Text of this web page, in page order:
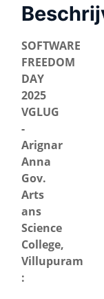
SOFTWARE
FREEDOM
DAY
2025
VGLUG
-
Arignar
Anna
Gov.
Arts
ans
Science
College,
Villupuram
: